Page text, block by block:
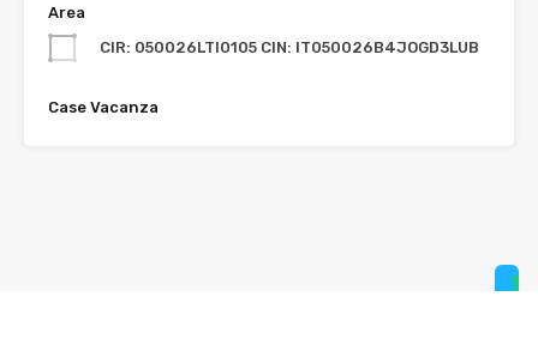
Area
CIR: 050026LTI0105 CIN: IT050026B4JOGD3LUB
Case Vacanza